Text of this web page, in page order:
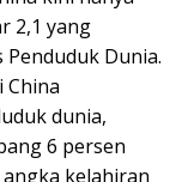
2,1 yang
Dunia.
China
dunia,
6 persen
kelahiran